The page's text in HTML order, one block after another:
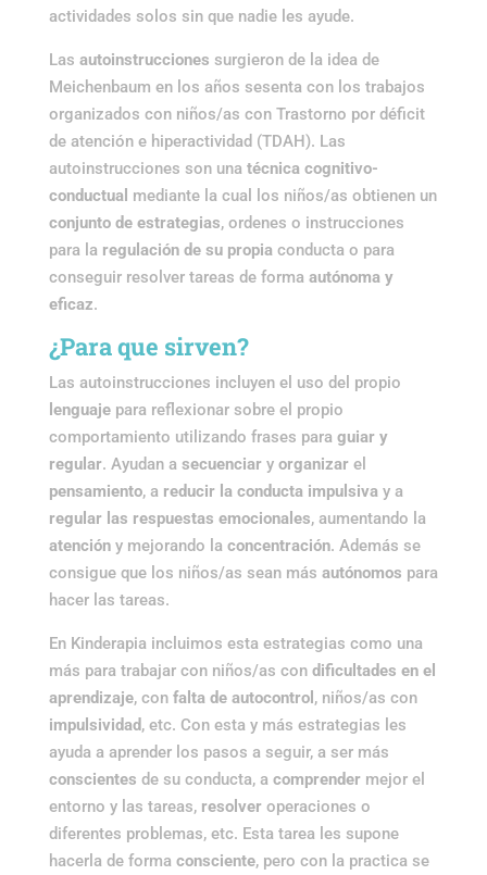
actividades solos sin que nadie les ayude.
Las autoinstrucciones surgieron de la idea de
Meichenbaum en los años sesenta con los trabajos
organizados con niños/as con Trastorno por déficit
de atención e hiperactividad (TDAH). Las
autoinstrucciones son una técnica cognitivo-
conductual mediante la cual los niños/as obtienen un
conjunto de estrategias, ordenes o instrucciones
para la regulación de su propiaconducta o para
conseguir resolver tareas de forma autónoma y
eficaz.
¿Para que sirven?
Las autoinstrucciones incluyen el uso del propio
lenguajepara reflexionar sobre el propio
comportamiento utilizando frases para guiar y
regular. Ayudan a secuenciar y organizar el
pensamiento, a reducir la conducta impulsivay a
regular las respuestas emocionales, aumentando la
atencióny mejorando la concentración. Además se
consigue que los niños/as sean más autónomos para
hacer las tareas.
En Kinderapia incluimos esta estrategias como una
más para trabajar con niños/as con dificultades en el
aprendizaje, con falta de autocontrol , niños/as con
impulsividad, etc. Con esta y más estrategias les
ayuda a aprender los pasos a seguir, a ser más
conscientes de su conducta, a comprender mejor el
entorno y las tareas, resolver operaciones o
diferentes problemas, etc. Esta tarea les supone
hacerla de forma consciente, pero con la practica se